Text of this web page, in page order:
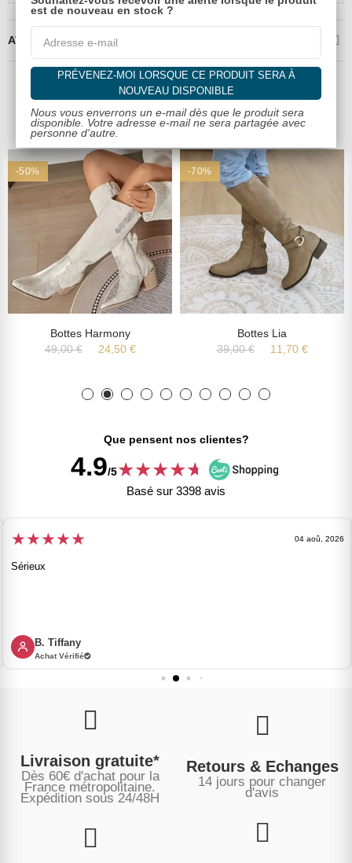
AVIS CLIENTS VALIDÉS
Dans la même catégorie
-50%
Bottes Harmony
49,00 €
24,50 €
-70%
Bottes Lia
39,00 €
11,70 €
Que pensent nos clientes?
4.9/5★★★★★
★
Basé sur 3398 avis
★★★★★ 04 aoû, 2026
Sérieux
B. Tiffany
Achat Vérifié
Livraison gratuite*
Dès 60€ d'achat pour la
France métropolitaine.
Expédition sous 24/48H
Retours & Echanges
14 jours pour changer
d'avis
est de nouveau en stock ?
PRÉVENEZ-MOI LORSQUE CE PRODUIT SERA À
NOUVEAU DISPONIBLE
Nous vous enverrons un e-mail dès que le produit sera
disponible. Votre adresse e-mail ne sera partagée avec
personne d'autre.